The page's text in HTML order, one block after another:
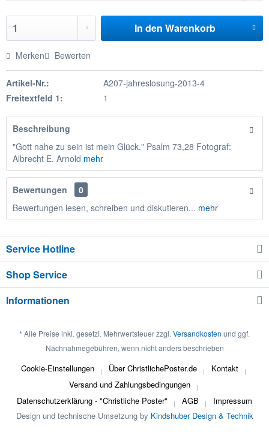
In den Warenkorb
Merken Bewerten
Artikel-Nr.:
A207-jahreslosung-2013-4
Freitextfeld 1:
1
Beschreibung
"Gott nahe zu sein ist mein Glück." Psalm 73,28 Fotograf:
Albrecht E. Arnold mehr
Bewertungen
0
Bewertungen lesen, schreiben und diskutieren... mehr
Service Hotline
Shop Service
Informationen
* Alle Preise inkl. gesetzl. Mehrwertsteuer zzgl. Versandkosten und ggf.
Nachnahmegebühren, wenn nicht anders beschrieben
Cookie-Einstellungen Über ChristlichePoster.de
Kontakt
Versand und Zahlungsbedingungen
Datenschutzerklärung - "Christliche Poster"
AGB
Impressum
Design und technische Umsetzung by Kindshuber Design & Technik